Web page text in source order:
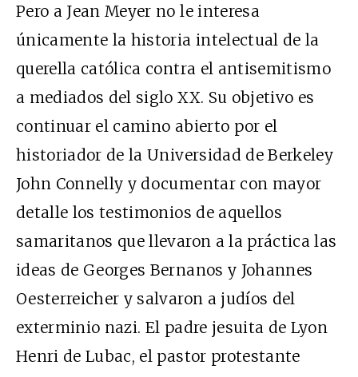
Pero a Jean Meyer no le interesa
únicamente la historia intelectual de la
querella católica contra el antisemitismo
a mediados del siglo XX. Su objetivo es
continuar el camino abierto por el
historiador de la Universidad de Berkeley
John Connelly y documentar con mayor
detalle los testimonios de aquellos
samaritanos que llevaron a la práctica las
ideas de Georges Bernanos y Johannes
Oesterreicher y salvaron a judíos del
exterminio nazi. El padre jesuita de Lyon
Henri de Lubac, el pastor protestante